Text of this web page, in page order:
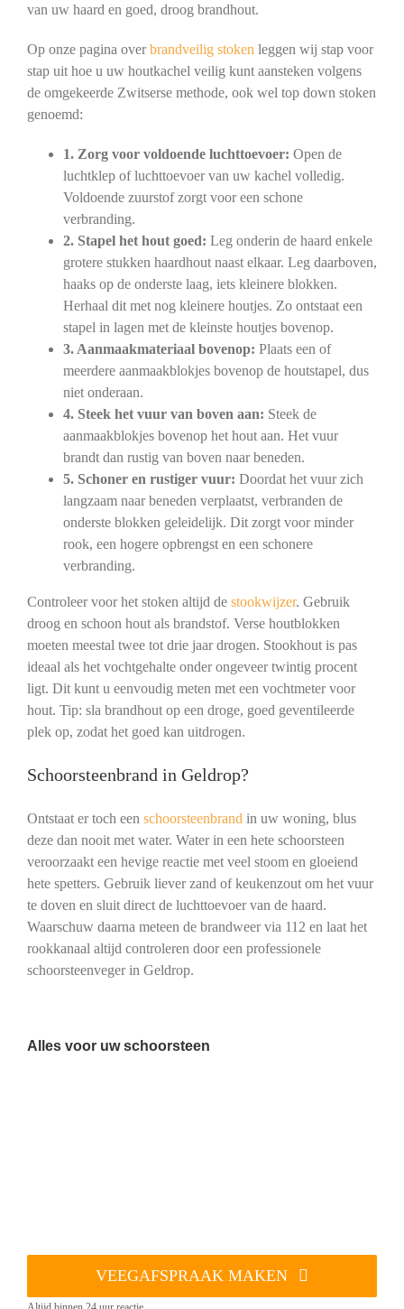
van uw haard en goed, droog brandhout.
Op onze pagina overbrandveilig stoken leggen wij stap voor
stap uit hoe u uw houtkachel veilig kunt aansteken volgens
de omgekeerde Zwitserse methode, ook wel top down stoken
genoemd:
1. Zorg voor voldoende luchttoevoer: Open de
luchtklep of luchttoevoer van uw kachel volledig.
Voldoende zuurstof zorgt voor een schone
verbranding.
2. Stapel het hout goed: Leg onderin de haard enkele
grotere stukken haardhout naast elkaar. Leg daarboven,
haaks op de onderste laag, iets kleinere blokken.
Herhaal dit met nog kleinere houtjes. Zo ontstaat een
stapel in lagen met de kleinste houtjes bovenop.
3. Aanmaakmateriaal bovenop: Plaats een of
meerdere aanmaakblokjes bovenop de houtstapel, dus
niet onderaan.
4. Steek het vuur van boven aan: Steek de
aanmaakblokjes bovenop het hout aan. Het vuur
brandt dan rustig van boven naar beneden.
5. Schoner en rustiger vuur: Doordat het vuur zich
langzaam naar beneden verplaatst, verbranden de
onderste blokken geleidelijk. Dit zorgt voor minder
rook, een hogere opbrengst en een schonere
verbranding.
Controleer voor het stoken altijd de stookwijzer. Gebruik
droog en schoon hout als brandstof. Verse houtblokken
moeten meestal twee tot drie jaar drogen. Stookhout is pas
ideaal als het vochtgehalte onder ongeveer twintig procent
ligt. Dit kunt u eenvoudig meten met een vochtmeter voor
hout. Tip: sla brandhout op een droge, goed geventileerde
plek op, zodat het goed kan uitdrogen.
Schoorsteenbrand in Geldrop?
Ontstaat er toch een schoorsteenbrand in uw woning, blus
deze dan nooit met water. Water in een hete schoorsteen
veroorzaakt een hevige reactie met veel stoom en gloeiend
hete spetters. Gebruik liever zand of keukenzout om het vuur
te doven en sluit direct de luchttoevoer van de haard.
Waarschuw daarna meteen de brandweer via 112 en laat het
rookkanaal altijd controleren door een professionele
schoorsteenveger in Geldrop.
Alles voor uw schoorsteen
VEEGAFSPRAAK MAKEN